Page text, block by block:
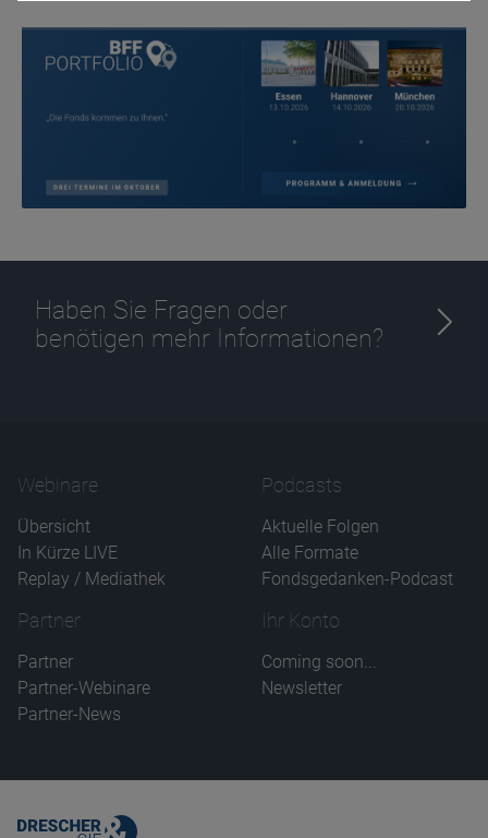
Haben Sie Fragen oder
benötigen mehr Informationen?
Webinare
Übersicht
In Kürze LIVE
Replay / Mediathek
Podcasts
Aktuelle Folgen
Alle Formate
Fondsgedanken-Podcast
Partner
Partner
Partner-Webinare
Partner-News
Ihr Konto
Coming soon...
Newsletter
Anbieter D&C